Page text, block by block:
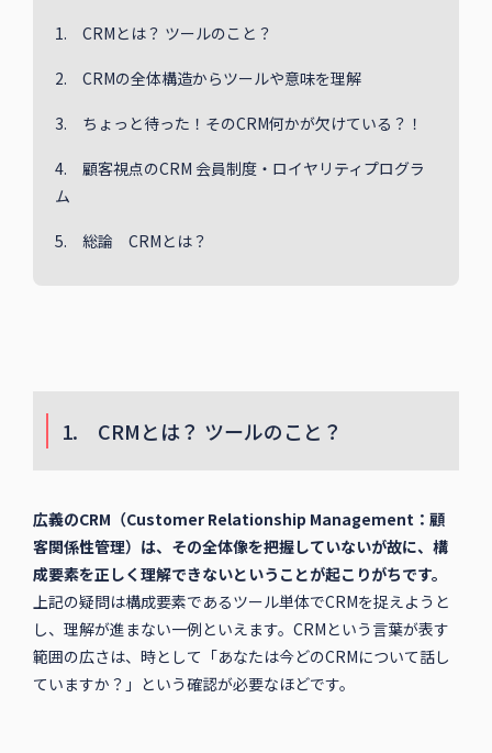
1. CRMとは？ ツールのこと？
2. CRMの全体構造からツールや意味を理解
3. ちょっと待った！そのCRM何かが欠けている？！
4. 顧客視点のCRM 会員制度・ロイヤリティプログラ
ム
5. 総論 CRMとは？
1. CRMとは？ ツールのこと？
広義のCRM（Customer Relationship Management：顧
客関係性管理）は、その全体像を把握していないが故に、構
成要素を正しく理解できないということが起こりがちです。
上記の疑問は構成要素であるツール単体でCRMを捉えようと
し、理解が進まない一例といえます。CRMという言葉が表す
範囲の広さは、時として「あなたは今どのCRMについて話し
ていますか？」という確認が必要なほどです。